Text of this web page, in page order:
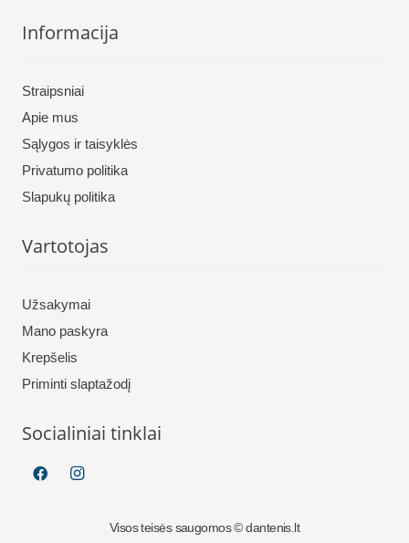
Informacija
Straipsniai
Apie mus
Sąlygos ir taisyklės
Privatumo politika
Slapukų politika
Vartotojas
Užsakymai
Mano paskyra
Krepšelis
Priminti slaptažodį
Socialiniai tinklai
Visos teisės saugomos © dantenis.lt